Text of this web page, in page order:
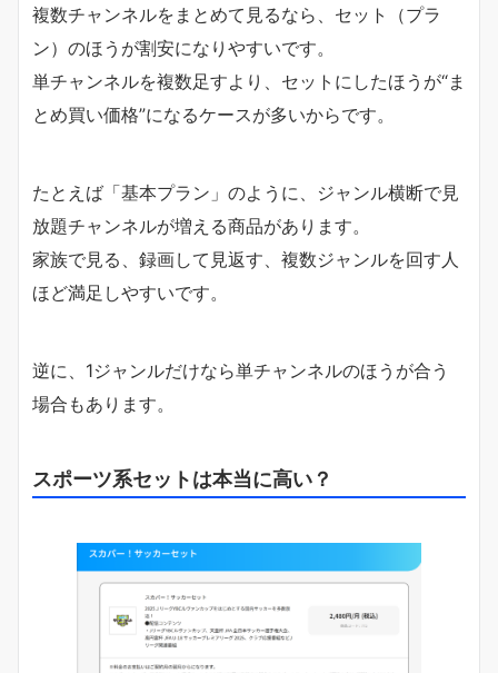
複数チャンネルをまとめて見るなら、セット（プラ
ン）のほうが割安になりやすいです。
単チャンネルを複数足すより、セットにしたほうが“ま
とめ買い価格”になるケースが多いからです。
たとえば「基本プラン」のように、ジャンル横断で見
放題チャンネルが増える商品があります。
家族で見る、録画して見返す、複数ジャンルを回す人
ほど満足しやすいです。
逆に、1ジャンルだけなら単チャンネルのほうが合う
場合もあります。
スポーツ系セットは本当に高い？